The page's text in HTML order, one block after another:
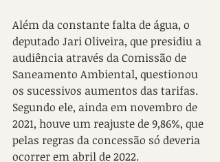
Além da constante falta de água, o
deputado Jari Oliveira, que presidiu a
audiência através da Comissão de
Saneamento Ambiental, questionou
os sucessivos aumentos das tarifas.
Segundo ele, ainda em novembro de
2021, houve um reajuste de 9,86%, que
pelas regras da concessão só deveria
ocorrer em abril de 2022.